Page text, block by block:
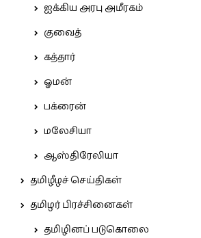
ஐக்கிய அரபு அமீரகம்
குவைத்
கத்தார்
ஓமன்
பக்ரைன்
மலேசியா
ஆஸ்திரேலியா
தமிழீழச் செய்திகள்
தமிழர் பிரச்சினைகள்
தமிழினப் படுகொலை